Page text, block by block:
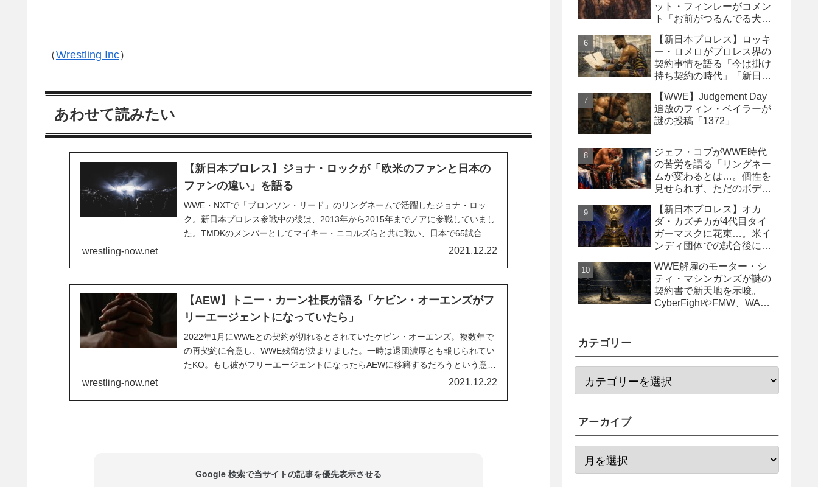
（Wrestling Inc）
あわせて読みたい
【新日本プロレス】ジョナ・ロックが「欧米のファンと日本の
ファンの違い」を語る
WWE・NXTで「ブロンソン・リード」のリングネームで活躍したジョナ・ロッ
ク。新日本プロレス参戦中の彼は、2013年から2015年までノアに参戦していまし
た。TMDKのメンバーとしてマイキー・ニコルズらと共に戦い、日本で65試合に
出場したジョナ。日本のファンのこともよく知っている彼は、Podcast番組
wrestling-now.net 2021.12.22
【AEW】トニー・カーン社長が語る「ケビン・オーエンズがフ
リーエージェントになっていたら」
2022年1月にWWEとの契約が切れるとされていたケビン・オーエンズ。複数年で
の再契約に合意し、WWE残留が決まりました。一時は退団濃厚とも報じられてい
たKO。もし彼がフリーエージェントになったらAEWに移籍するだろうという意見
が多く、実際にそうなった可能性は高いでしょう。CBS Sportsのインタビューの
wrestling-now.net 2021.12.22
Google 検索で当サイトの記事を優先表示させる
ット・フィンレーがコメン
ト「お前がつるんでる犬連
【新日本プロレス】ロッキ
ー・ロメロがプロレス界の
契約事情を語る「今は掛け
持ち契約の時代」「新日本
るべき」
【WWE】Judgement Day
追放のフィン・ベイラーが
謎の投稿「1372」
ジェフ・コブがWWE時代
の苦労を語る「リングネー
ムが変わるとは…。個性を
見せられず、ただのボディ
【新日本プロレス】オカ
ダ・カズチカが4代目タイ
ガーマスクに花束…。米イ
ンディ団体での試合後にサ
WWE解雇のモーター・シ
ティ・マシンガンズが謎の
契約書で新天地を示唆。
CyberFightやFMW、WAR
カテゴリー
アーカイブ